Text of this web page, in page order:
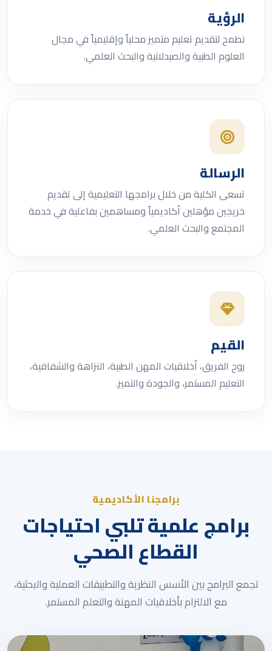
الرؤية
نطمح لتقديم تعليم متميز محلياً وإقليمياً في مجال
العلوم الطبية والصيدلانية والبحث العلمي.
الرسالة
تسعى الكلية من خلال برامجها التعليمية إلى تقديم
خريجين مؤهلين أكاديمياً ومساهمين بفاعلية في خدمة
المجتمع والبحث العلمي.
القيم
روح الفريق، أخلاقيات المهن الطبية، النزاهة والشفافية،
التعليم المستمر، والجودة والتميز.
برامجنا الأكاديمية
برامج علمية تلبي احتياجات
القطاع الصحي
تجمع البرامج بين الأسس النظرية والتطبيقات العملية والبحثية،
مع الالتزام بأخلاقيات المهنة والتعلم المستمر.